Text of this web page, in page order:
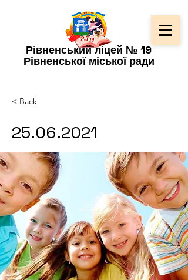
Рівненський ліцей № 19
Рівненської міської ради
< Back
25.06.2021